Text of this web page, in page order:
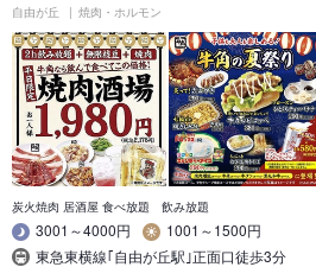
自由が丘 焼肉・ホルモン
炭火焼肉 居酒屋 食べ放題 飲み放題
3001～4000円
1001～1500円
東急東横線｢自由が丘駅｣正面口徒歩3分